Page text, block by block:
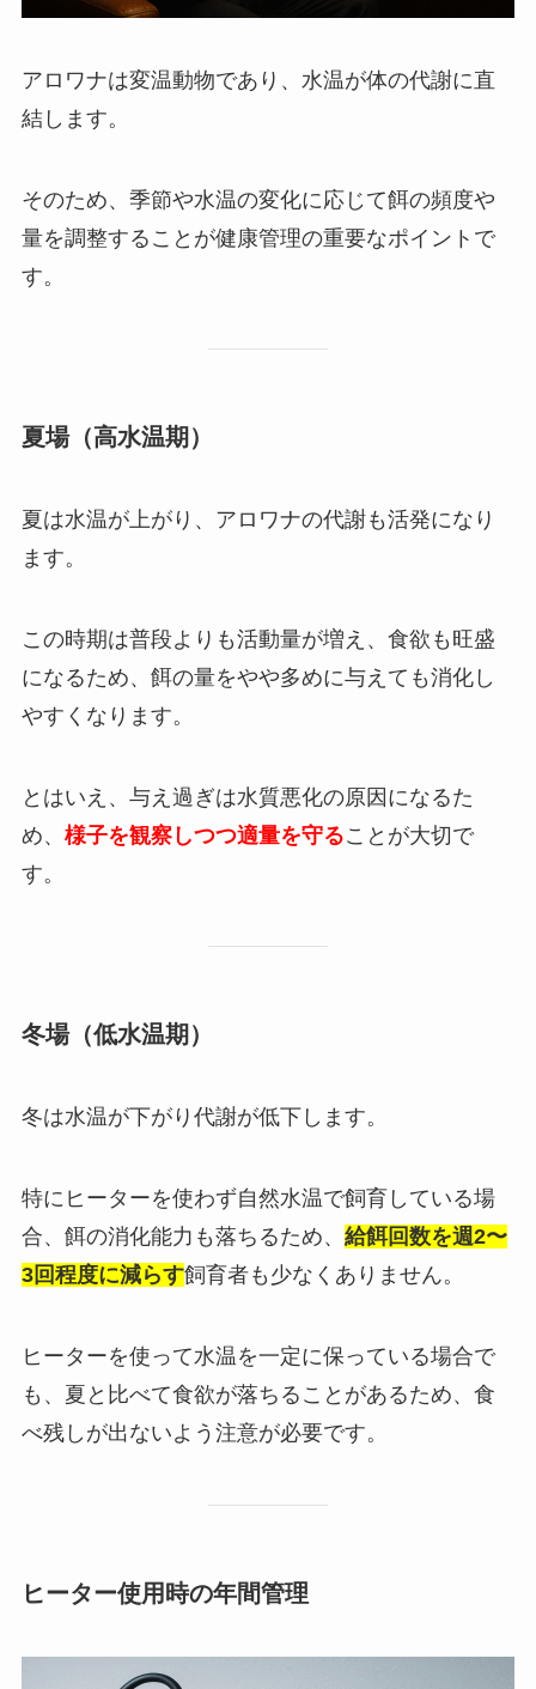
アロワナは変温動物であり、水温が体の代謝に直
結します。
そのため、季節や水温の変化に応じて餌の頻度や
量を調整することが健康管理の重要なポイントで
す。
夏場（高水温期）
夏は水温が上がり、アロワナの代謝も活発になり
ます。
この時期は普段よりも活動量が増え、食欲も旺盛
になるため、餌の量をやや多めに与えても消化し
やすくなります。
とはいえ、与え過ぎは水質悪化の原因になるた
め、 様子を観察しつつ適量を守ることが大切で
す。
冬場（低水温期）
冬は水温が下がり代謝が低下します。
特にヒーターを使わず自然水温で飼育している場
合、餌の消化能力も落ちるため、 給餌回数を週2〜
3回程度に減らす飼育者も少なくありません。
ヒーターを使って水温を一定に保っている場合で
も、夏と比べて食欲が落ちることがあるため、食
べ残しが出ないよう注意が必要です。
ヒーター使用時の年間管理